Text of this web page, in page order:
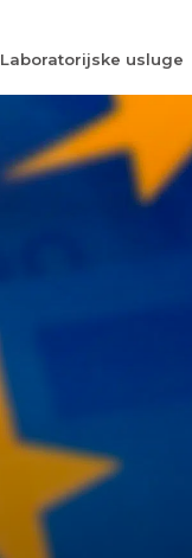
Laboratorijske usluge